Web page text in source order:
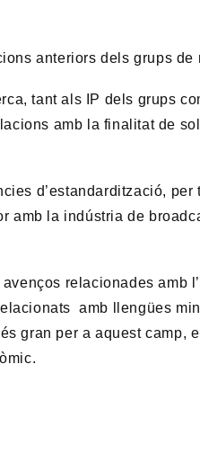
anteriors dels grups de
tant als IP dels grups
amb la finalitat de
d’estandardització, per
amb la indústria de
relacionades amb
amb llengües
gran per a aquest camp,